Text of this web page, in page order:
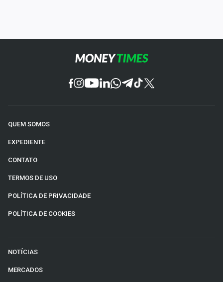
QUEM SOMOS
EXPEDIENTE
CONTATO
TERMOS DE USO
POLÍTICA DE PRIVACIDADE
POLÍTICA DE COOKIES
NOTÍCIAS
MERCADOS